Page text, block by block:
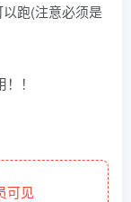
跑(注意必须是
！
可见